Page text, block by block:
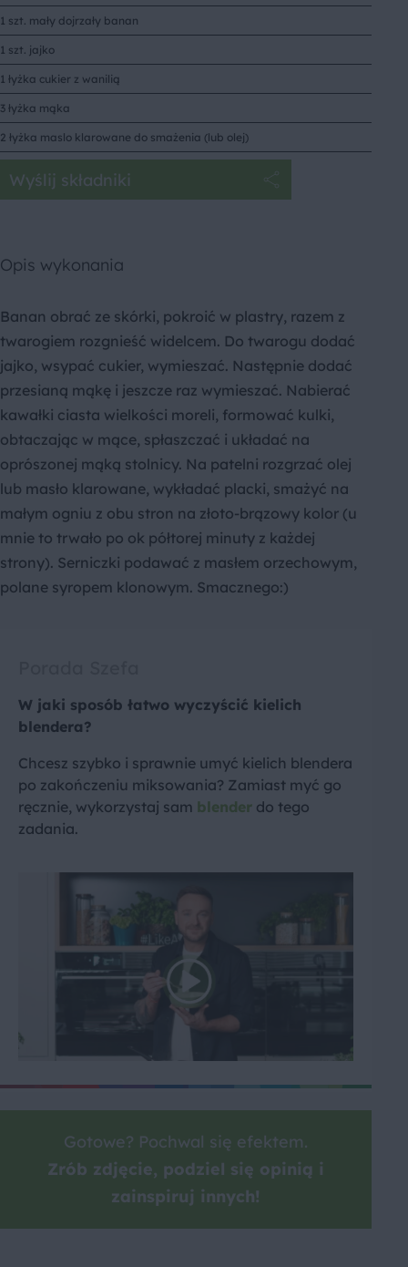
1 szt. mały dojrzały banan
1 szt. jajko
1 łyżka cukier z wanilią
3 łyżka mąka
2 łyżka maslo klarowane do smażenia (lub olej)
Wyślij składniki
Opis wykonania
Banan obrać ze skórki, pokroić w plastry, razem z
twarogiem rozgnieść widelcem. Do twarogu dodać
jajko, wsypać cukier, wymieszać. Następnie dodać
przesianą mąkę i jeszcze raz wymieszać. Nabierać
kawałki ciasta wielkości moreli, formować kulki,
obtaczając w mące, spłaszczać i układać na
oprószonej mąką stolnicy. Na patelni rozgrzać olej
lub masło klarowane, wykładać placki, smażyć na
małym ogniu z obu stron na złoto-brązowy kolor (u
mnie to trwało po ok półtorej minuty z każdej
strony). Serniczki podawać z masłem orzechowym,
polane syropem klonowym. Smacznego:)
W jaki sposób łatwo wyczyścić kielich
blendera?
Chcesz szybko i sprawnie umyć kielich blendera
po zakończeniu miksowania? Zamiast myć go
ręcznie, wykorzystaj sam blender do tego
zadania.
Gotowe? Pochwal się efektem.
Zrób zdjęcie, podziel się opinią i
zainspiruj innych!